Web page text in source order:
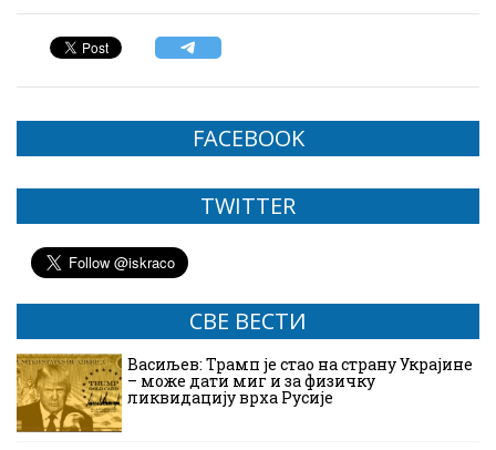
FACEBOOK
TWITTER
СВЕ ВЕСТИ
Васиљев: Трамп је стао на страну Украјине
– може дати миг и за физичку
ликвидацију врха Русије